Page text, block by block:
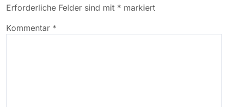
Erforderliche Felder sind mit * markiert
Kommentar *